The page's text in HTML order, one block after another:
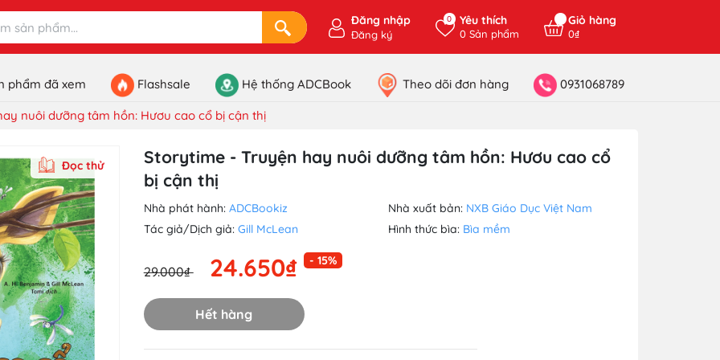
Đăng nhập
Đăng ký
0 Yêu thích
0Sản phẩm
Giỏ hàng
0₫
phẩm đã xem Flashsale Hệ thống ADCBook Theo dõi đơn hàng 0931068789
nuôi dưỡng tâm hồn: Hươu cao cổ bị cận thị
Đọc thử
Storytime - Truyện hay nuôi dưỡng tâm hồn: Hươu cao cổ
bị cận thị
Nhà phát hành: ADCBookiz Nhà xuất bản: NXB Giáo Dục Việt Nam
Tác giả/Dịch giả: Gill McLean Hình thức bìa: Bìa mềm
29.000₫ 24.650₫ - 15%
Hết hàng